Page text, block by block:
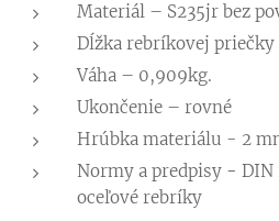
Materiál – S235jr bez
Dĺžka rebríkovej
Váha – 0,909kg.
Ukončenie – rovné
Hrúbka materiálu - 2
Normy a predpisy - DIN
oceľové rebríky